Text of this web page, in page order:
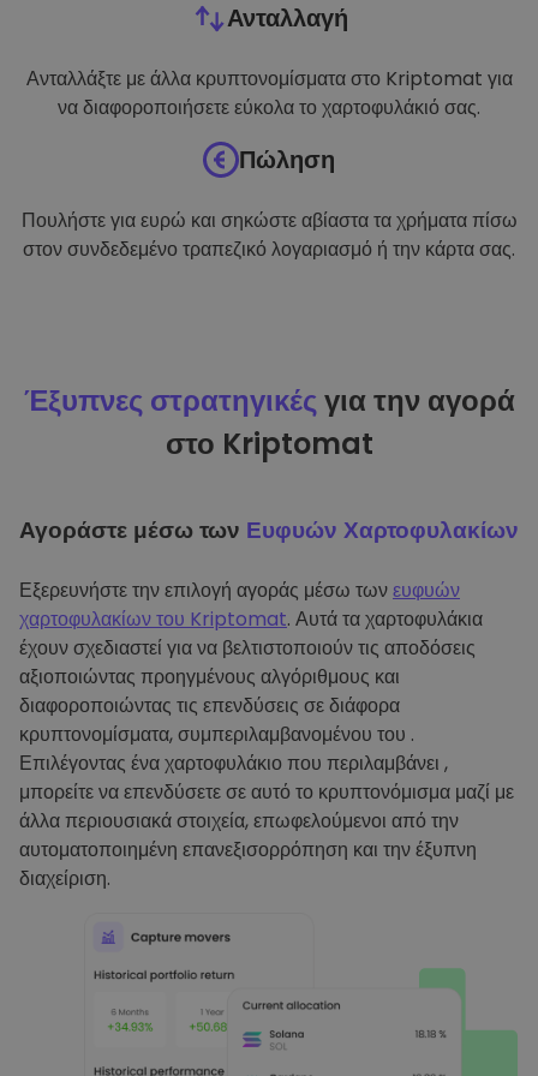
Ανταλλαγή
Ανταλλάξτε με άλλα κρυπτονομίσματα στο Kriptomat για
να διαφοροποιήσετε εύκολα το χαρτοφυλάκιό σας.
Πώληση
Πουλήστε για ευρώ και σηκώστε αβίαστα τα χρήματα πίσω
στον συνδεδεμένο τραπεζικό λογαριασμό ή την κάρτα σας.
Έξυπνες στρατηγικέςγια την αγορά
στο Kriptomat
Αγοράστε μέσω των Ευφυών Χαρτοφυλακίων
Εξερευνήστε την επιλογή αγοράς μέσω τωνευφυών
χαρτοφυλακίων του Kriptomat. Αυτά τα χαρτοφυλάκια
έχουν σχεδιαστεί για να βελτιστοποιούν τις αποδόσεις
αξιοποιώντας προηγμένους αλγόριθμους και
διαφοροποιώντας τις επενδύσεις σε διάφορα
κρυπτονομίσματα, συμπεριλαμβανομένου του .
Επιλέγοντας ένα χαρτοφυλάκιο που περιλαμβάνει ,
μπορείτε να επενδύσετε σε αυτό το κρυπτονόμισμα μαζί με
άλλα περιουσιακά στοιχεία, επωφελούμενοι από την
αυτοματοποιημένη επανεξισορρόπηση και την έξυπνη
διαχείριση.